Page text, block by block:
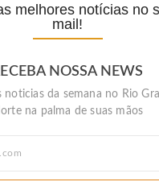
melhores notícias no
mail!
NOSSA NEWS
noticias da semana no Rio
na palma de suas mãos